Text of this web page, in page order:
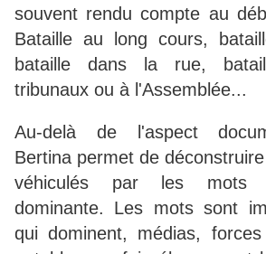
souvent rendu compte au
Bataille au long cours,
bataille dans la rue,
tribunaux ou à l'Assemblée...
Au-delà de l'aspect
Bertina permet de
véhiculés par les mots
dominante. Les mots sont
qui dominent, médias,